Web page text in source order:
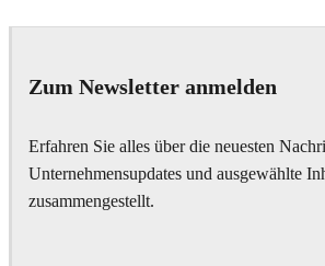
Zum Newsletter anmelden
Erfahren Sie alles über die neuesten
Unternehmensupdates und ausgewählte
zusammengestellt.